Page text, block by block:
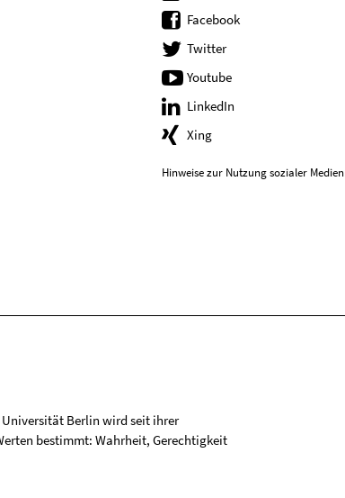
Facebook
Twitter
Youtube
LinkedIn
Xing
Hinweise zur Nutzung sozialer Medien
Universität Berlin wird seit ihrer
bestimmt: Wahrheit, Gerechtigkeit